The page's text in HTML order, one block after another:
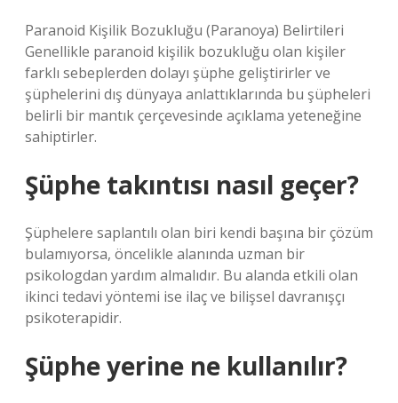
Paranoid Kişilik Bozukluğu (Paranoya) Belirtileri
Genellikle paranoid kişilik bozukluğu olan kişiler
farklı sebeplerden dolayı şüphe geliştirirler ve
şüphelerini dış dünyaya anlattıklarında bu şüpheleri
belirli bir mantık çerçevesinde açıklama yeteneğine
sahiptirler.
Şüphe takıntısı nasıl geçer?
Şüphelere saplantılı olan biri kendi başına bir çözüm
bulamıyorsa, öncelikle alanında uzman bir
psikologdan yardım almalıdır. Bu alanda etkili olan
ikinci tedavi yöntemi ise ilaç ve bilişsel davranışçı
psikoterapidir.
Şüphe yerine ne kullanılır?